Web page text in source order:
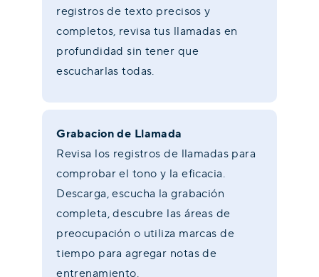
registros de texto precisos y
completos, revisa tus llamadas en
profundidad sin tener que
escucharlas todas.
Grabacion de Llamada
Revisa los registros de llamadas para
comprobar el tono y la eficacia.
Descarga, escucha la grabación
completa, descubre las áreas de
preocupación o utiliza marcas de
tiempo para agregar notas de
entrenamiento.